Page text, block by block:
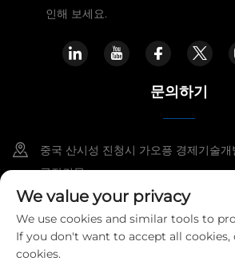
인해 보세요.
문의하기
중국 산시성 진청시 가오픙 경제기술
공장건물
+86-15921818960
[email
We value your privacy
We use cookies and similar tools to
If you don't want to accept all cookies,
cookies.